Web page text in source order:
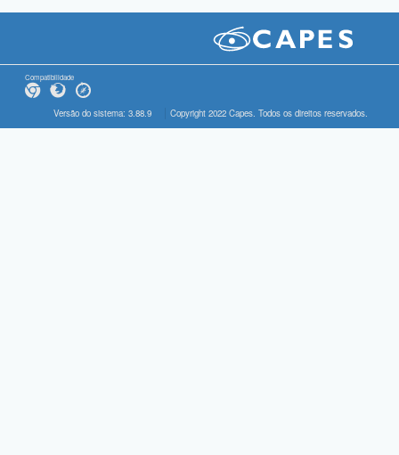
Compatibilidade
Versão do sistema: 3.88.9 Copyright 2022 Capes. Todos os direitos reservados.